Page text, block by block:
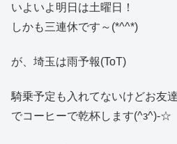
いよいよ明日は土曜日！
しかも三連休です～(*^^*)
が、埼玉は雨予報(ToT)
騎乗予定も入れてないけどお友
でコーヒーで乾杯します(^з^)-☆